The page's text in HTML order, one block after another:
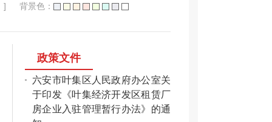
] 背景色：
政策文件
六安市叶集区人民政府办公室关
于印发《叶集经济开发区租赁厂
房企业入驻管理暂行办法》的通